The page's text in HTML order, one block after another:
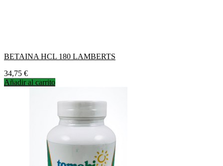
BETAINA HCL 180 LAMBERTS
Precio
34,75 €
Añadir al carrito